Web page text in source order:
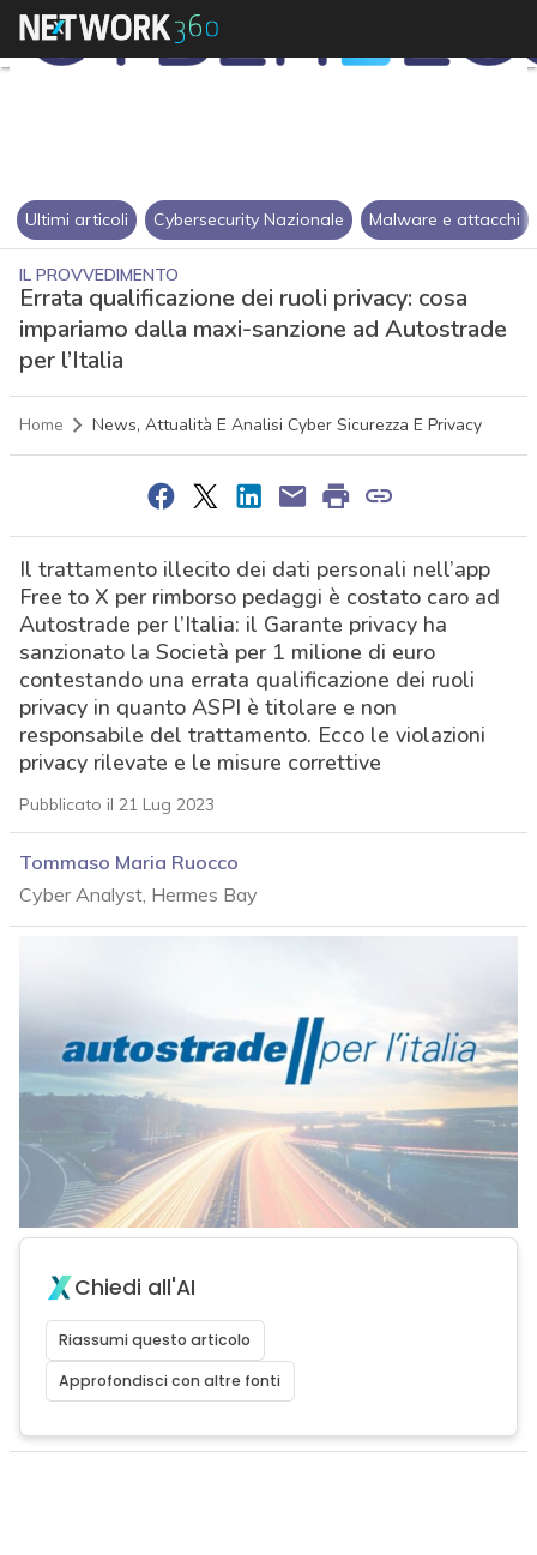
Ultimi articoli Cybersecurity Nazionale Malware e attacchi
IL PROVVEDIMENTO
Errata qualificazione dei ruoli privacy: cosa
impariamo dalla maxi-sanzione ad Autostrade
per l’Italia
Home News, Attualità E Analisi Cyber Sicurezza E Privacy
Il trattamento illecito dei dati personali nell’app
Free to X per rimborso pedaggi è costato caro ad
Autostrade per l’Italia: il Garante privacy ha
sanzionato la Società per 1 milione di euro
contestando una errata qualificazione dei ruoli
privacy in quanto ASPI è titolare e non
responsabile del trattamento. Ecco le violazioni
privacy rilevate e le misure correttive
Pubblicato il 21 Lug 2023
Tommaso Maria Ruocco
Cyber Analyst, Hermes Bay
Chiedi all'AI
Riassumi questo articolo
Approfondisci con altre fonti